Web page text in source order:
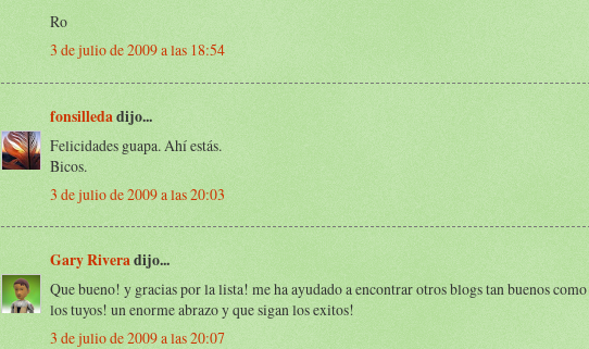
Ro
3 de julio de 2009 a las 18:54
fonsilledadijo...
Felicidades guapa. Ahí estás.
Bicos.
3 de julio de 2009 a las 20:03
Gary Riveradijo...
Que bueno! y gracias por la lista! me ha ayudado a encontrar otros blogs tan buenos como
los tuyos! un enorme abrazo y que sigan los exitos!
3 de julio de 2009 a las 20:07